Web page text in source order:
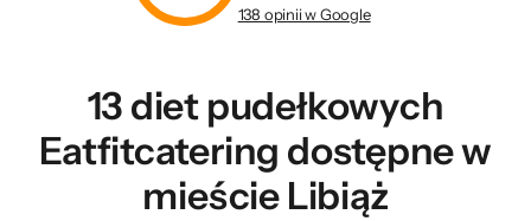
138 opinii w Google
13 diet pudełkowych
Eatfitcatering dostępne w
mieście Libiąż